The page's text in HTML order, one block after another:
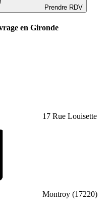
Prendre RDV
en Gironde
17 Rue Louisette
Montroy (17220)